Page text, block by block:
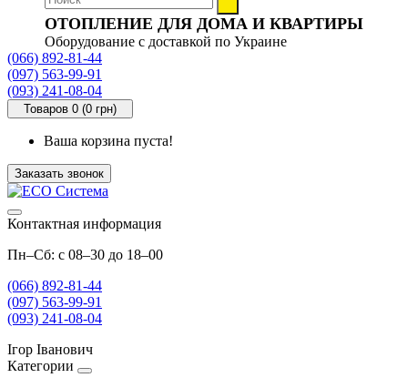
ОТОПЛЕНИЕ ДЛЯ ДОМА И КВАРТИРЫ
Оборудование с доставкой по Украине
(066) 892-81-44
(097) 563-99-91
(093) 241-08-04
Товаров 0 (0 грн)
Ваша корзина пуста!
Заказать звонок
Контактная информация
Пн–Сб: с 08–30 до 18–00
(066) 892-81-44
(097) 563-99-91
(093) 241-08-04
Ігор Іванович
Категории